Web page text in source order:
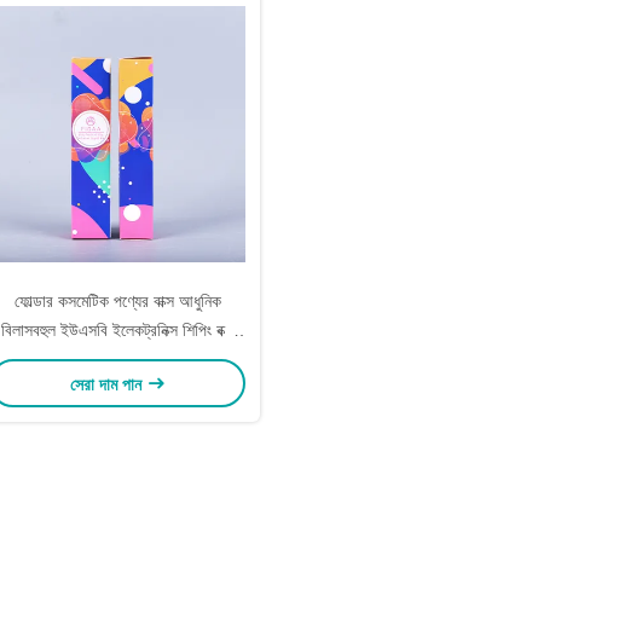
ফোল্ডার কসমেটিক পণ্যের বাক্স আধুনিক
বিলাসবহুল ইউএসবি ইলেকট্রনিক্স শিপিং বক্স
লোগো
সেরা দাম পান